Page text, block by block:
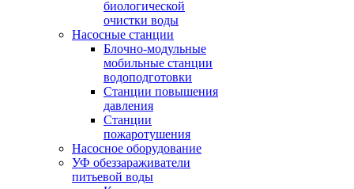
биологической
очистки воды
Насосные станции
Блочно-модульные
мобильные станции
водоподготовки
Станции повышения
давления
Станции
пожаротушения
Насосное оборудование
УФ обеззараживатели
питьевой воды